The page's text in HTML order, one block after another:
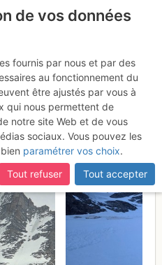
manquantes ou
reconnectez-vous à votre
: Face N -
Dimanche 31 mai
de vos données
fournis par nous et par des
au fonctionnement du
être ajustés par vous à
qui nous permettent de
notre site Web et de vous
sociaux. Vous pouvez les
paramétrer vos choix.
Tout refuser
Tout accepter